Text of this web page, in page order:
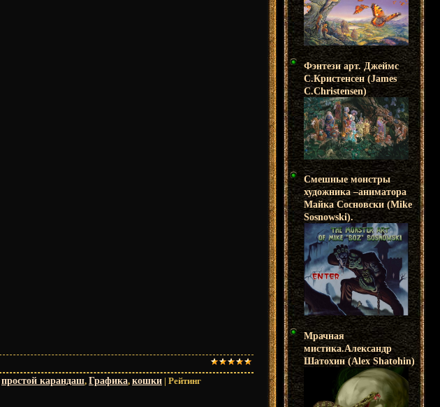
простой карандаш, Графика, кошки | Рейтинг
Фэнтези арт. Джеймс
С.Кристенсен (James
C.Christensen)
Смешные монстры
художника –аниматора
Майка Сосновски (Mike
Sosnowski).
Мрачная
мистика.Александр
Шатохин (Alex Shatohin)